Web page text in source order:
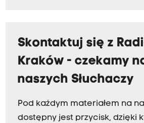
Skontaktuj się z
Kraków - czekamy
naszych Słuchaczy
Pod każdym materiałem na
dostępny jest przycisk, dzięki